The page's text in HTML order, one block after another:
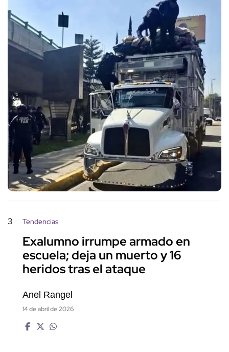
3 Tendencias
Exalumno irrumpe armado en
escuela; deja un muerto y 16
heridos tras el ataque
Anel Rangel
14 de abril de 2026